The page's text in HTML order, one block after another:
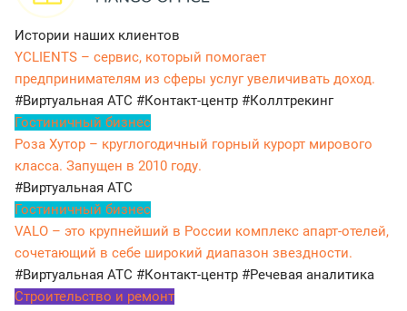
Истории наших клиентов
YCLIENTS – сервис, который помогает
предпринимателям из сферы услуг увеличивать доход.
#Виртуальная АТС #Контакт-центр #Коллтрекинг
Гостиничный бизнес
Роза Хутор – круглогодичный горный курорт мирового
класса. Запущен в 2010 году.
#Виртуальная АТС
Гостиничный бизнес
VALO – это крупнейший в России комплекс апарт-отелей,
сочетающий в себе широкий диапазон звездности.
#Виртуальная АТС #Контакт-центр #Речевая аналитика
Строительство и ремонт